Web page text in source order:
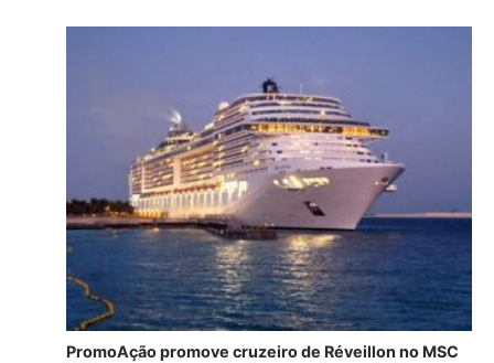
PromoAção promove cruzeiro de Réveillon no MSC